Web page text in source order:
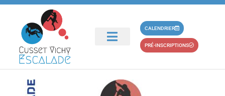
CALENDRIER
PRÉ-INSCRIPTIONS
cusset-vichy-
escalade-ffme-club